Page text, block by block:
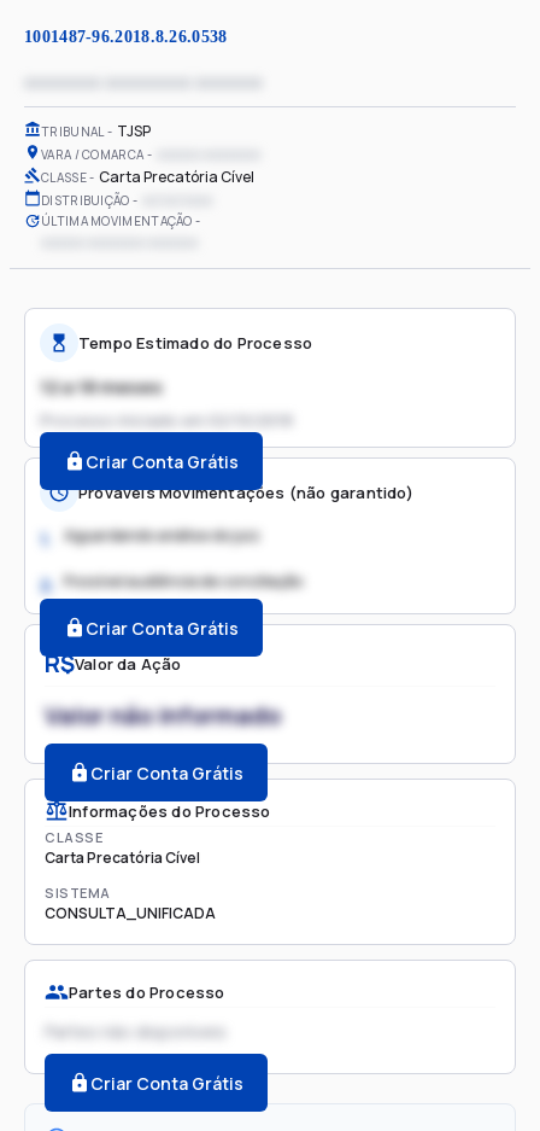
1001487-96.2018.8.26.0538
TRIBUNAL TJSP
VARA / COMARCA
CLASSE Carta Precatória Cível
DISTRIBUIÇÃO
ÚLTIMA MOVIMENTAÇÃO
R$Valor da Ação
Valor não informado
Criar Conta Grátis
Informações do Processo
CLASSE
Carta Precatória Cível
SISTEMA
CONSULTA_UNIFICADA
Partes do Processo
Partes não disponíveis
Criar Conta Grátis
Tempo Estimado do Processo
12 a 18 meses
Processo iniciado em
Criar Conta Grátis
Prováveis Movimentações (não garantido)
1. Aguardando análise do juiz
2. Possível audiência de conciliação
Criar Conta Grátis